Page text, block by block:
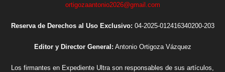
ortigozaantonio2026@gmail.com
Reserva de Derechos al Uso Exclusivo: 04-2025-012416340200-203
Editor y Director General: Antonio Ortigoza Vázquez
Los firmantes en Expediente Ultra son responsables de sus artículos,